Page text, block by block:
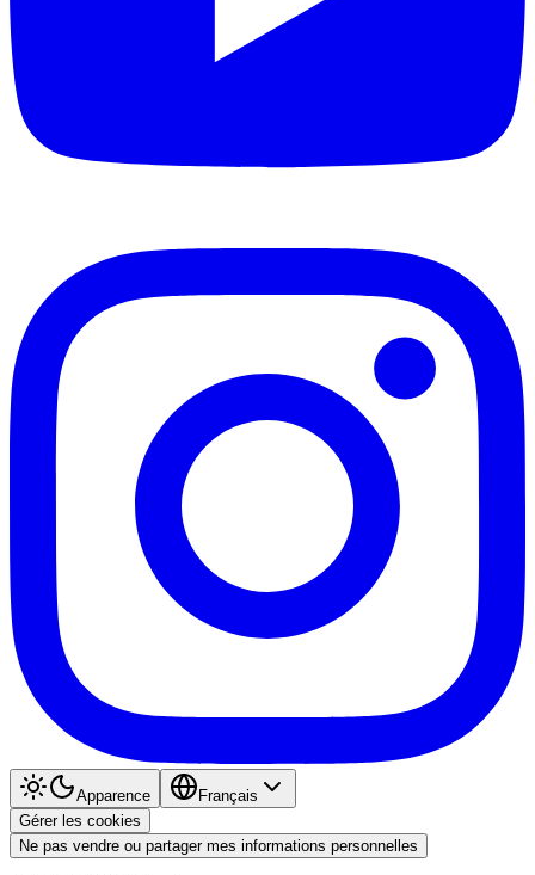
Apparence
Français
Gérer les cookies
Ne pas vendre ou partager mes informations personnelles